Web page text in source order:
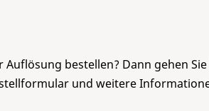
bestellen? Dann gehen
und weitere